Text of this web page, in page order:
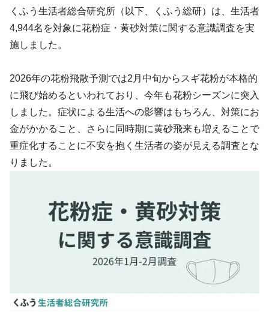
くふう生活者総合研究所（以下、くふう総研）は、生活者
4,944名を対象に花粉症・黄砂対策に関する意識調査を実
施しました。
2026年の花粉飛散予測では2月中旬からスギ花粉が本格的
に飛び始めるといわれており、今年も花粉シーズンに突入
しました。症状による生活への影響はもちろん、対策にお
金がかかること、さらに同時期に黄砂飛来も増えることで
重症化することに不安を抱く生活者の姿が見える調査とな
りました。